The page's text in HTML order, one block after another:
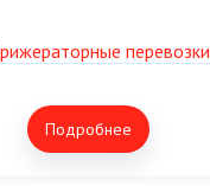
перевозки
Подробнее